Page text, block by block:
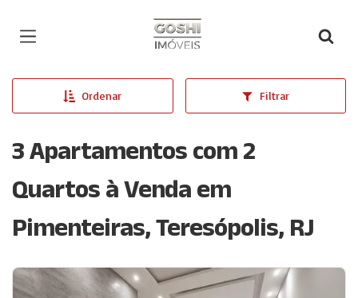
Página inicial
Ordenar Filtrar
3 Apartamentos com 2
Quartos à Venda em
Pimenteiras, Teresópolis, RJ